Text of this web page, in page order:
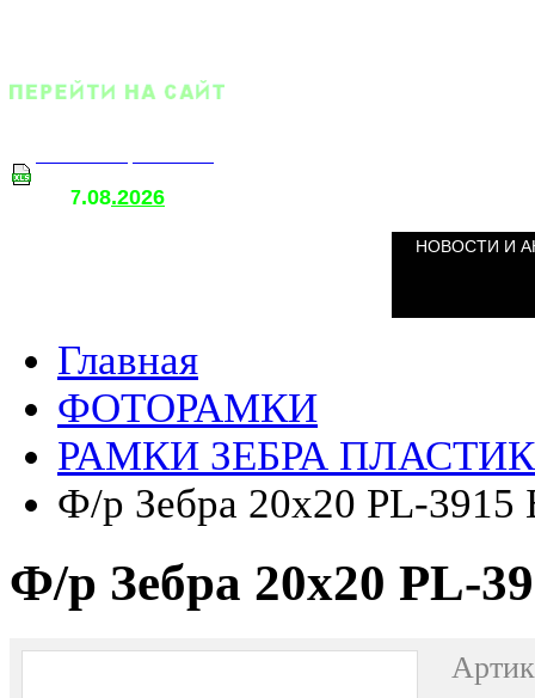
7.08.2026
НОВОСТИ И
Главная
ФОТОРАМКИ
РАМКИ ЗЕБРА
Ф/р Зебра 20х20 PL-3915
Ф/р Зебра 20х20 PL-